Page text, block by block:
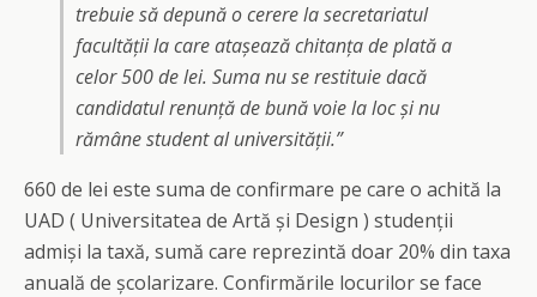
trebuie să depună o cerere la secretariatul
facultății la care atașează chitanța de plată a
celor 500 de lei. Suma nu se restituie dacă
candidatul renunță de bună voie la loc și nu
rămâne student al universității.”
660 de lei este suma de confirmare pe care o achită la
UAD ( Universitatea de Artă și Design ) studenții
admiși la taxă, sumă care reprezintă doar 20% din taxa
anuală de școlarizare. Confirmările locurilor se face